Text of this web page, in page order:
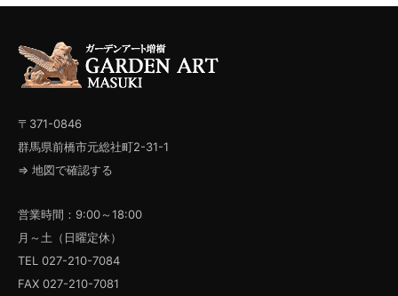
〒371-0846
群馬県前橋市元総社町2-31-1
⇒ 地図で確認する
営業時間：9:00～18:00
月～土（日曜定休）
TEL 027-210-7084
FAX 027-210-7081